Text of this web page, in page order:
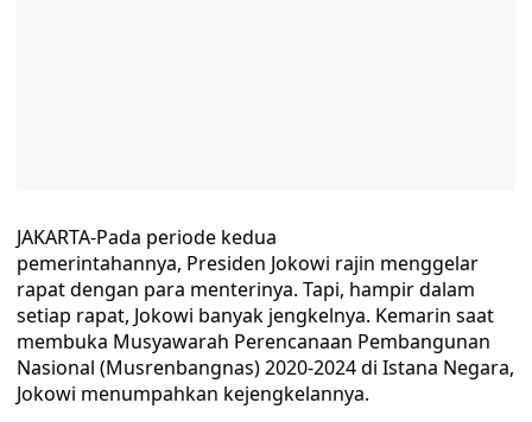
JAKARTA-Pada periode kedua
pemerintahannya, Presiden Jokowi rajin menggelar
rapat dengan para menterinya. Tapi, hampir dalam
setiap rapat, Jokowi banyak jengkelnya. Kemarin saat
membuka Musyawarah Perencanaan Pembangunan
Nasional (Musrenbangnas) 2020-2024 di Istana Negara,
Jokowi menumpahkan kejengkelannya.